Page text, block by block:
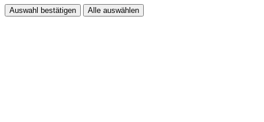
Auswahl bestätigen Alle auswählen